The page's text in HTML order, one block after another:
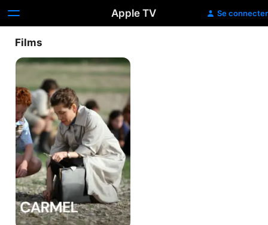
Apple TV Se connecter
Films
Carmel